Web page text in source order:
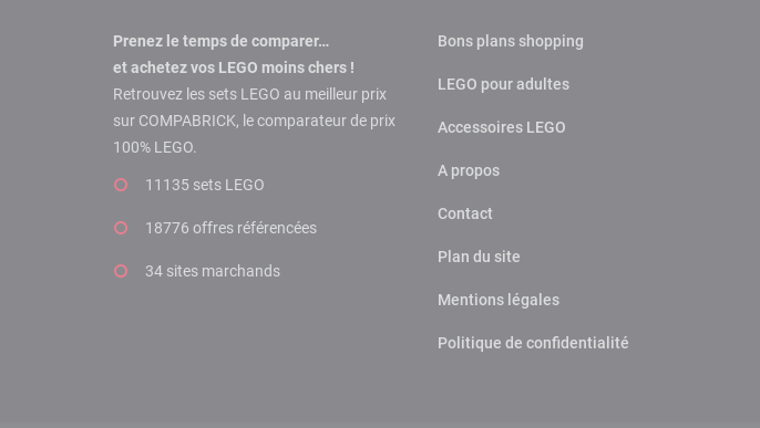
Prenez le temps de comparer…
et achetez vos LEGO moins chers !
Retrouvez les sets LEGO au meilleur prix
sur COMPABRICK, le comparateur de prix
100% LEGO.
11135 sets LEGO
18776 offres référencées
34 sites marchands
Bons plans shopping
LEGO pour adultes
Accessoires LEGO
A propos
Contact
Plan du site
Mentions légales
Politique de confidentialité